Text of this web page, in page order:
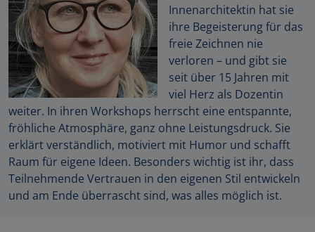
Innenarchitektin hat sie
ihre Begeisterung für das
freie Zeichnen nie
verloren – und gibt sie
seit über 15 Jahren mit
viel Herz als Dozentin
weiter. In ihren Workshops herrscht eine entspannte,
fröhliche Atmosphäre, ganz ohne Leistungsdruck. Sie
erklärt verständlich, motiviert mit Humor und schafft
Raum für eigene Ideen. Besonders wichtig ist ihr, dass
Teilnehmende Vertrauen in den eigenen Stil entwickeln
und am Ende überrascht sind, was alles möglich ist.